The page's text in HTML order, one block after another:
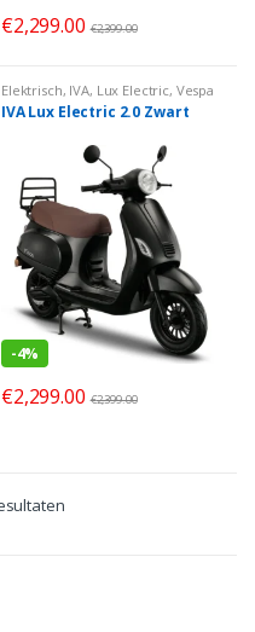
€2,299.00 €2,399.00
Elektrisch, IVA, Lux Electric, Vespa
Look
IVA Lux Electric 2.0 Zwart
-4%
€2,299.00 €2,399.00